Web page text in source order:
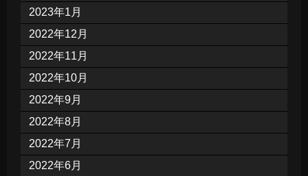
2023年1月
2022年12月
2022年11月
2022年10月
2022年9月
2022年8月
2022年7月
2022年6月